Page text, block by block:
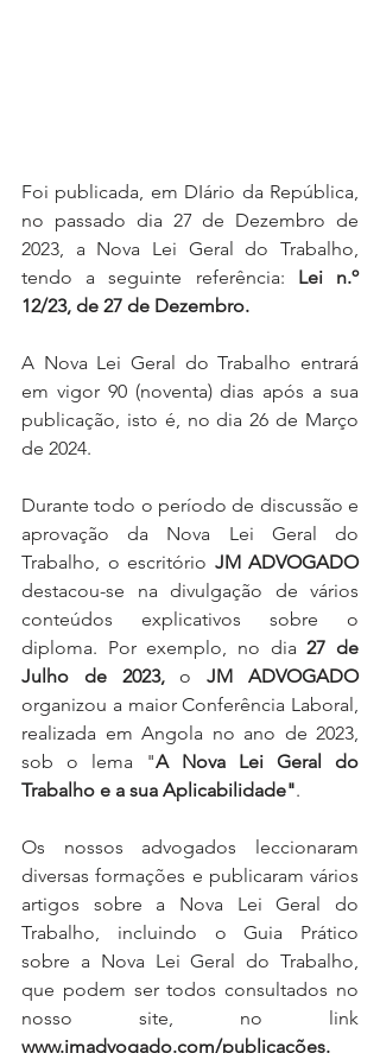
Foi publicada, em DIário da República,
no passado dia 27 de Dezembro de
2023, a Nova Lei Geral do Trabalho,
tendo a seguinte referência: Lei n.º
12/23, de 27 de Dezembro.
A Nova Lei Geral do Trabalho entrará
em vigor 90 (noventa) dias após a sua
publicação, isto é, no dia 26 de Março
de 2024.
Durante todo o período de discussão e
aprovação da Nova Lei Geral do
Trabalho, o escritório JM ADVOGADO
destacou-se na divulgação de vários
conteúdos explicativos sobre o
diploma. Por exemplo, no dia 27 de
Julho de 2023, o
JM ADVOGADO
organizou a maior Conferência Laboral,
realizada em Angola no ano de 2023,
sob o lema "A Nova Lei Geral do
Trabalho e a sua Aplicabilidade".
Os nossos advogados leccionaram
diversas formações e publicaram vários
artigos sobre a Nova Lei Geral do
Trabalho, incluindo o Guia Prático
sobre a Nova Lei Geral do Trabalho,
que podem ser todos consultados no
www.jmadvogado.com/publicações.